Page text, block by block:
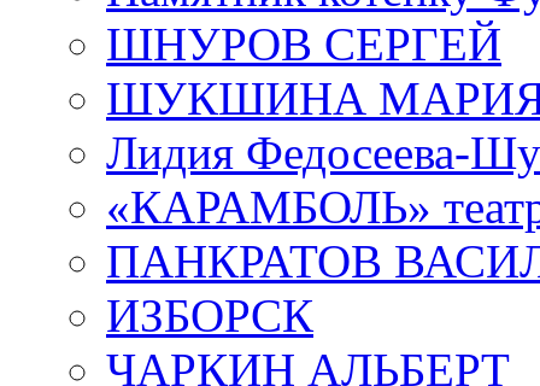
ШНУРОВ СЕРГЕЙ
ШУКШИНА
Лидия Федосеева-
«КАРАМБОЛЬ»
ПАНКРАТОВ
ИЗБОРСК
ЧАРКИН АЛЬБЕРТ